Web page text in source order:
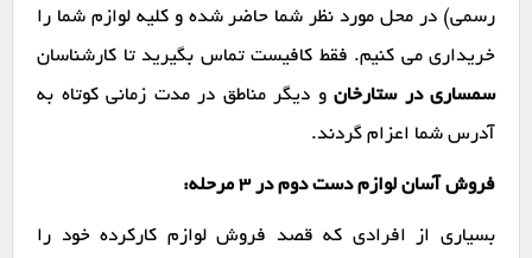
رسمی) در محل مورد نظر شما حاضر شده و کلیه لوازم شما را
خریداری می کنیم. فقط کافیست تماس بگیرید تا کارشناسان
سمساری در ستارخان و دیگر مناطق در مدت زمانی کوتاه به
آدرس شما اعزام گردند.
فروش آسان لوازم دست دوم در ۳ مرحله:
بسیاری از افرادی که قصد فروش لوازم کارکرده خود را